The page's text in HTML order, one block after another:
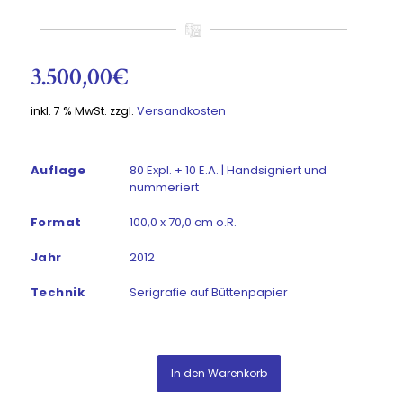
3.500,00€
inkl. 7 % MwSt. zzgl. Versandkosten
Auflage
80 Expl. + 10 E.A. | Handsigniert und
nummeriert
Format 100,0 x 70,0 cm o.R.
Jahr 2012
Technik Serigrafie auf Büttenpapier
In den Warenkorb